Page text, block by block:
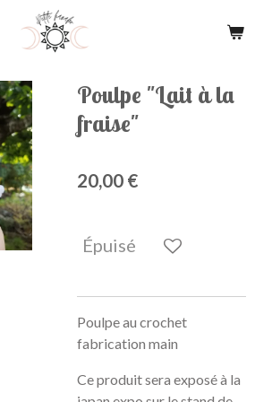
Poulpe "Lait à la
fraise"
20,00 €
Épuisé
Poulpe au crochet
fabrication main
Ce produit sera exposé à la